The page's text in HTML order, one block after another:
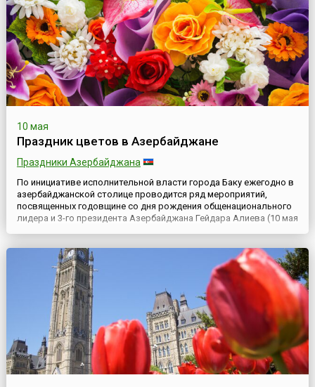
10 мая
Праздник цветов в Азербайджане
Праздники Азербайджана
По инициативе исполнительной власти города Баку ежегодно в
азербайджанской столице проводится ряд мероприятий,
посвященных годовщине со дня рождения общенационального
лидера и 3-го президента Азербайджана Гейдара Алиева (10 мая
который стал проводиться ежегодно с 2000 года, еще при жи...